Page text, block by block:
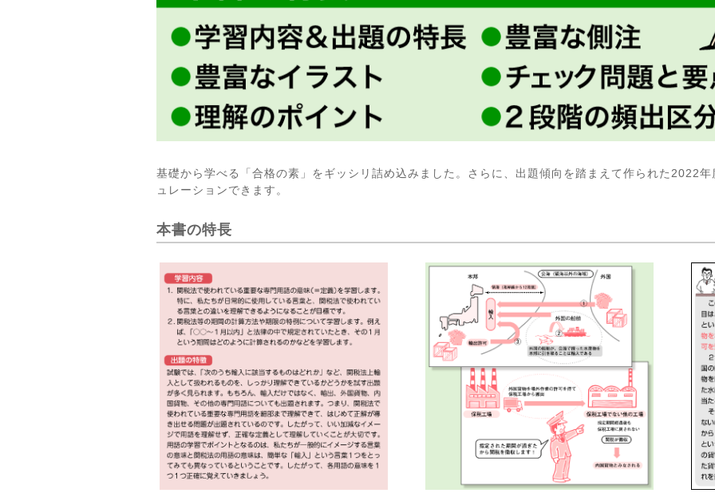
基礎から学べる「合格の素」をギッシリ詰め込みました。さらに、出題傾向を踏まえて作られた2022
ュレーションできます。
本書の特長